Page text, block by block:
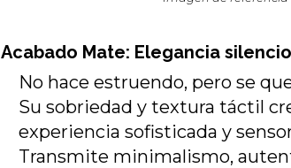
Acabado Mate: Elegancia
No hace estruendo, pero se
Su sobriedad y textura táctil
experiencia sofisticada y
Transmite minimalismo,